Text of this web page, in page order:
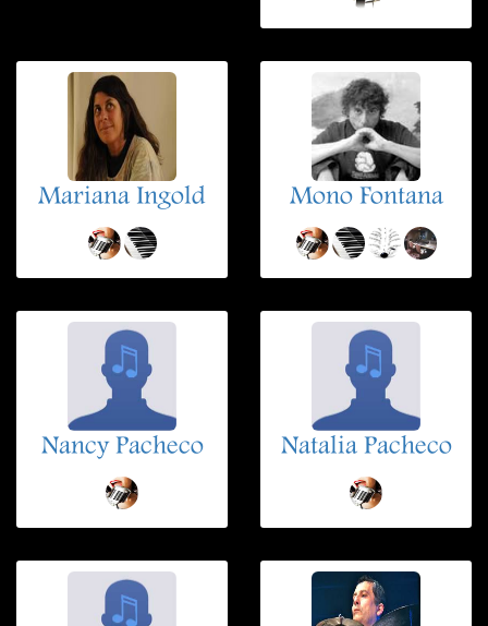
Mariana Ingold Mono Fontana
Nancy Pacheco Natalia Pacheco